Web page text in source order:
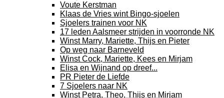
Voute Kerstman
Klaas de Vries wint Bingo-sjoelen
Sjoelers trainen voor NK
17 leden Aalsmeer strijden in voorronde NK
Winst Marry, Mariette, Thijs en Pieter
Op weg naar Barneveld
Winst Cock, Mariette, Kees en Mirjam
Elisa en Wijnand op dreef...
PR Pieter de Liefde
7 Sjoelers naar NK
Winst Petra, Theo, Thijs en Mirjam